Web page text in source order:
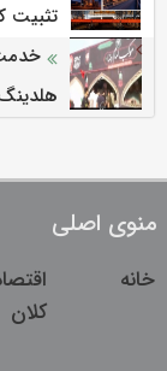
تثبیت
منوی اصلی
خانه
کلان